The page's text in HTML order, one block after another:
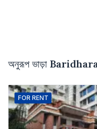
অনুরূপ ভাড়া
FOR RENT